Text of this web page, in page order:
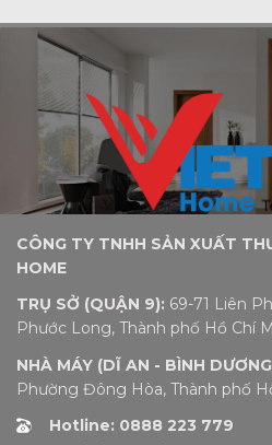
CÔNG TY TNHH SẢN XUẤT
HOME
TRỤ SỞ (QUẬN 9): 69-71 Liên
Phước Long, Thành phố Hồ Chí
NHÀ MÁY (DĨ AN - BÌNH
Phường Đông Hòa, Thành phố
Hotline: 0888 223 779